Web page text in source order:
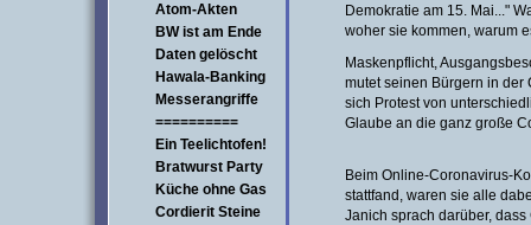
Atom-Akten
BW ist am Ende
Daten gelöscht
Hawala-Banking
Messerangriffe
==========
Ein Teelichtofen!
Bratwurst Party
Küche ohne Gas
Cordierit Steine
Demokratie am 15. Mai..."
woher sie kommen, warum
Maskenpflicht,
mutet seinen Bürgern in
sich Protest von
Glaube an die ganz große
Beim Online-Coronavirus-
stattfand, waren sie alle
Janich sprach darüber,